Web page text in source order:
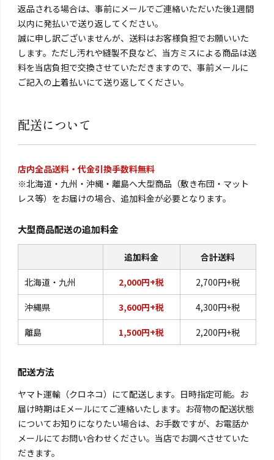
返品される場合は、事前にメールでご連絡いただいた後1週間
以内に発払いで送り返してください。
誠に申し訳ございませんが、送料はお客様負担でお願いいた
します。ただし汚れや縫製不良など、当方ミスによる商品は送
料を当店負担で交換させていただきますので、事前メールに
ご記入の上着払いにて送り返してください。
配送について
店内全品送料・代金引換手数料無料
※北海道・九州・沖縄・離島へ大型商品（敷き布団・マット
レス等）をお届けの場合、追加料金が必要となります。
大型商品配送の追加料金
追加料金 合計送料
北海道・九州 2,000円+税 2,700円+税
沖縄県 3,600円+税 4,300円+税
離島 1,500円+税 2,200円+税
配送方法
ヤマト運輸（クロネコ）にて配送します。日時指定可能。お
届け時期はEメールにてご連絡いたします。お荷物の配送状態
についてお知りになりたい場合は、お手数ですが、お電話か
メールにてお問い合わせください。当店でお調べさせていた
だきます。